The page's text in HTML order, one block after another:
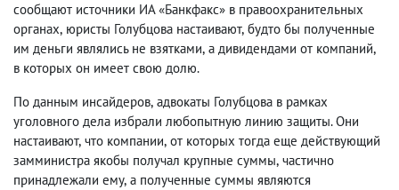
сообщают источники ИА «Банкфакс» в правоохранительных
органах, юристы Голубцова настаивают, будто бы полученные
им деньги являлись не взятками, а дивидендами от компаний,
в которых он имеет свою долю.
По данным инсайдеров, адвокаты Голубцова в рамках
уголовного дела избрали любопытную линию защиты. Они
настаивают, что компании, от которых тогда еще действующий
замминистра якобы получал крупные суммы, частично
принадлежали ему, а полученные суммы являются